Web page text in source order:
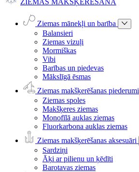
ZIEMAS MAKŠĶERĒŠANA
Ziemas mānekļi un barība
Balansieri
Ziemas vizuļi
Mormiškas
Vibi
Barības un piedevas
Mākslīgā ēsmas
Ziemas makšķerēšanas piederumi
Ziemas spoles
Makšķeres ziemas
Monofīlā auklas ziemas
Fluorkarbona auklas ziemas
Ziemas makšķerēšanas aksesuāri
Sardziņi
Āķi ar pilienu un ķēdīti
Barotavas ziemas